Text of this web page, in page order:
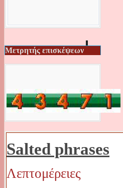
Μετρητής επισκέψεων
Salted phrases
Λεπτομέρειες